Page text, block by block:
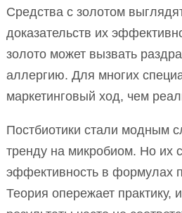
Средства с золотом
доказательств их
золото может вызвать
аллергию. Для многих
маркетинговый ход, чем
Постбиотики стали модным
тренду на микробиом. Но их
эффективность в формулах
Теория опережает практику,